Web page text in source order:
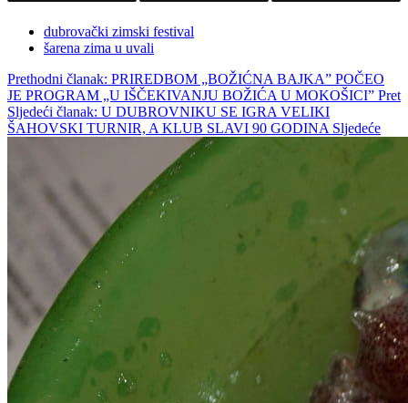
dubrovački zimski festival
šarena zima u uvali
Prethodni članak: PRIREDBOM „BOŽIĆNA BAJKA” POČEO
JE PROGRAM „U IŠČEKIVANJU BOŽIĆA U MOKOŠICI” Pret
Sljedeći članak: U DUBROVNIKU SE IGRA VELIKI
ŠAHOVSKI TURNIR, A KLUB SLAVI 90 GODINA Sljedeće